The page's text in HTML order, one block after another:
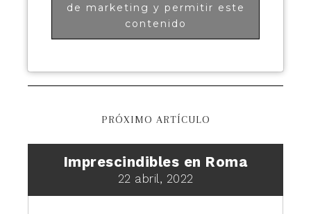
de marketing y permitir este
contenido
PRÓXIMO ARTÍCULO
Imprescindibles en Roma
22 abril, 2022